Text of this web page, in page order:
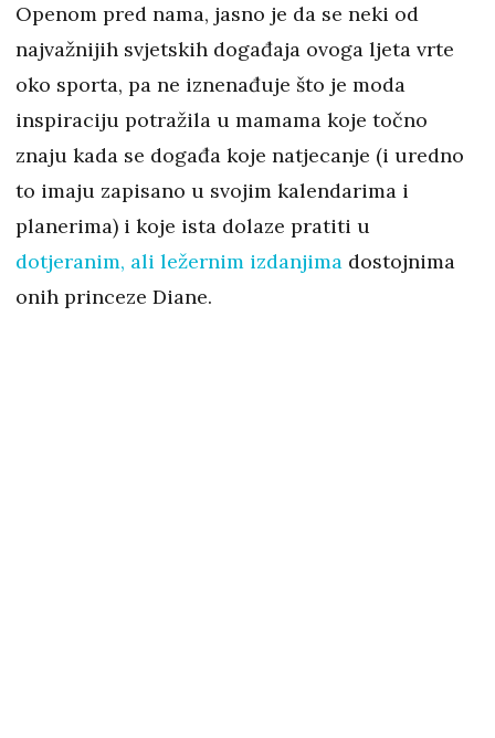
Openom pred nama, jasno je da se neki od
najvažnijih svjetskih događaja ovoga ljeta vrte
oko sporta, pa ne iznenađuje što je moda
inspiraciju potražila u mamama koje točno
znaju kada se događa koje natjecanje (i uredno
to imaju zapisano u svojim kalendarima i
planerima) i koje ista dolaze pratiti u
dotjeranim, ali ležernim izdanjima dostojnima
onih princeze Diane.